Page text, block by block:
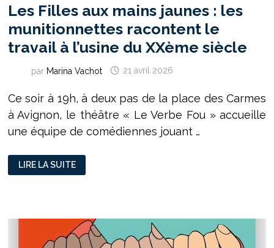
Les Filles aux mains jaunes : les
munitionnettes racontent le
travail à l’usine du XXème siècle
par Marina Vachot 21 avril 2026
Ce soir à 19h, à deux pas de la place des Carmes
à Avignon, le théâtre « Le Verbe Fou » accueille
une équipe de comédiennes jouant …
LES
FILLES
AUX
RACONTENT
TRAVAIL
LIRE LA SUITE